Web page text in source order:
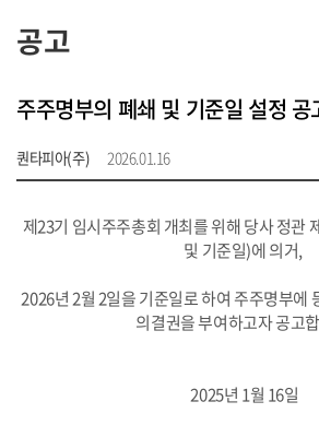
공고
퀀타피아(주) 2026.01.16
제23기 임시주주총회 개최를 위해 당사 정관
및 기준일)에 의거,
2026년 2월 2일을 기준일로 하여 주주명부에
의결권을 부여하고자 공고
2025년 1월 16일